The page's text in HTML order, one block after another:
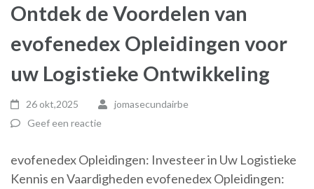
Ontdek de Voordelen van
evofenedex Opleidingen voor
uw Logistieke Ontwikkeling
26 okt,2025
jomasecundairbe
Geef een reactie
evofenedex Opleidingen: Investeer in Uw Logistieke
Kennis en Vaardigheden evofenedex Opleidingen: